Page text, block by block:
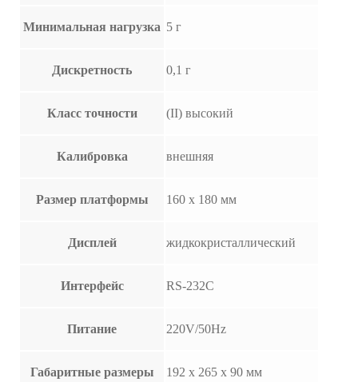
Минимальная нагрузка 5 г
Дискретность 0,1 г
Класс точности (II) высокий
Калибровка внешняя
Размер платформы 160 х 180 мм
Дисплей жидкокристаллический
Интерфейс RS-232C
Питание 220V/50Hz
Габаритные размеры 192 х 265 х 90 мм